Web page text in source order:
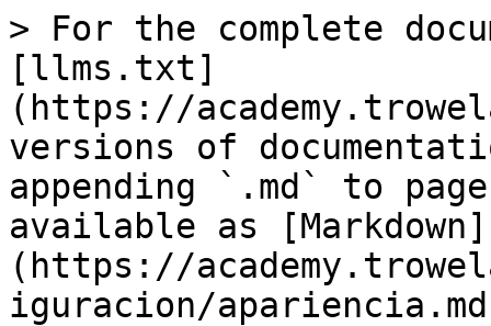
> For the complete
[llms.txt]
(https://
versions of
appending `.md` to
available as [Markdown]
(https://
iguracion/